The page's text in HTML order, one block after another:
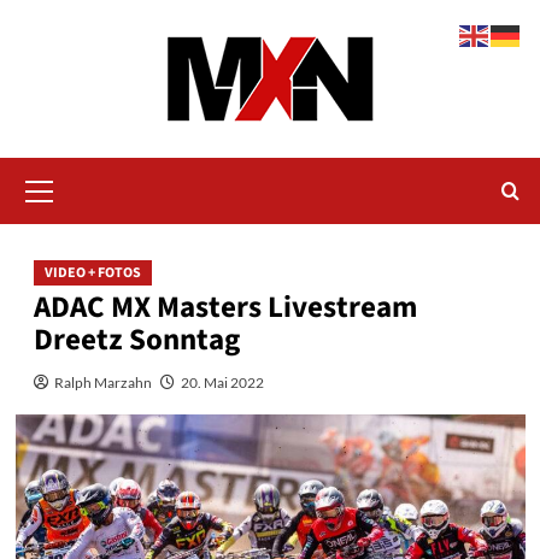
Menü
VIDEO + FOTOS
ADAC MX Masters Livestream
Dreetz Sonntag
Ralph Marzahn 20. Mai 2022